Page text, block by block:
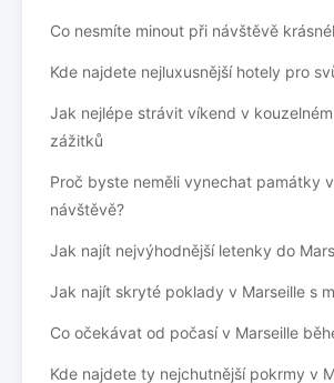
Co nesmíte minout při návštěvě
Kde najdete nejluxusnější hotely pro
Jak nejlépe strávit víkend v
zážitků
Proč byste neměli vynechat památky
návštěvě?
Jak najít nejvýhodnější letenky do
Jak najít skryté poklady v Marseille s
Co očekávat od počasí v Marseille
Kde najdete ty nejchutnější pokrmy v